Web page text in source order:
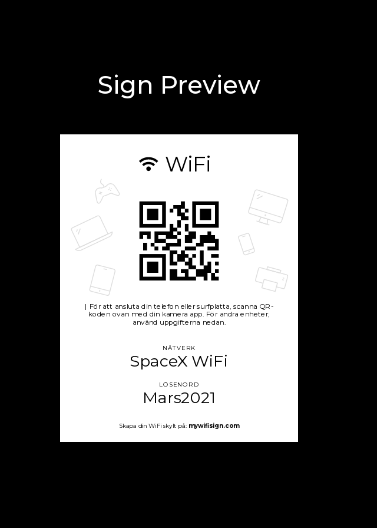
Sign Preview
WiFi
NÄTVERK
LÖSENORD
SpaceX WiFi
Mars2021
| För att ansluta din telefon eller surfplatta, scanna QR-
koden ovan med din kamera app. För andra enheter,
använd uppgifterna nedan.
Skapa din WiFi skylt på: mywifisign.com